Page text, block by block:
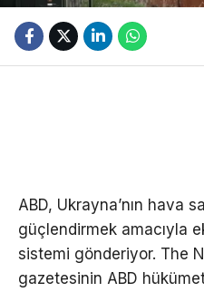
ABD, Ukrayna’nın hava
güçlendirmek amacıyla
sistemi gönderiyor. The
gazetesinin ABD